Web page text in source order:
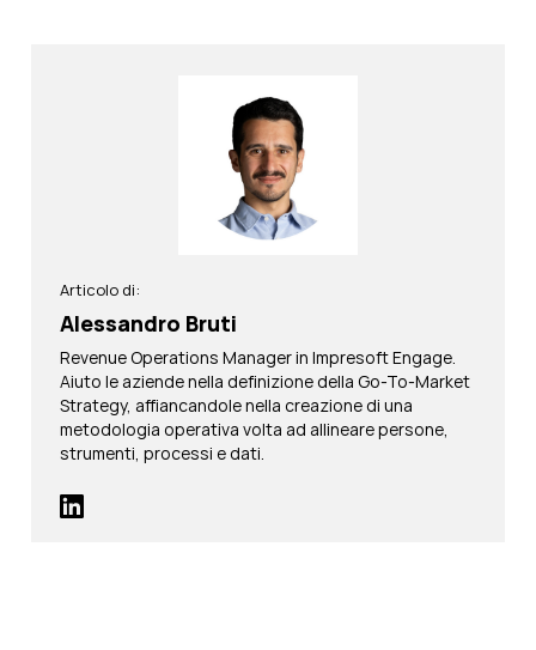
Articolo di:
Alessandro Bruti
Revenue Operations Manager in Impresoft Engage.
Aiuto le aziende nella definizione della Go-To-Market
Strategy, affiancandole nella creazione di una
metodologia operativa volta ad allineare persone,
strumenti, processi e dati.